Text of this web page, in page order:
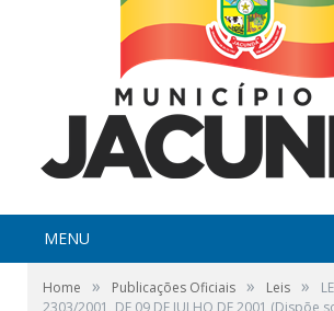
MENU
Home » Publicações Oficiais » Leis »
2303/2001, DE 09 DE JULHO DE 2001 (Dispõe